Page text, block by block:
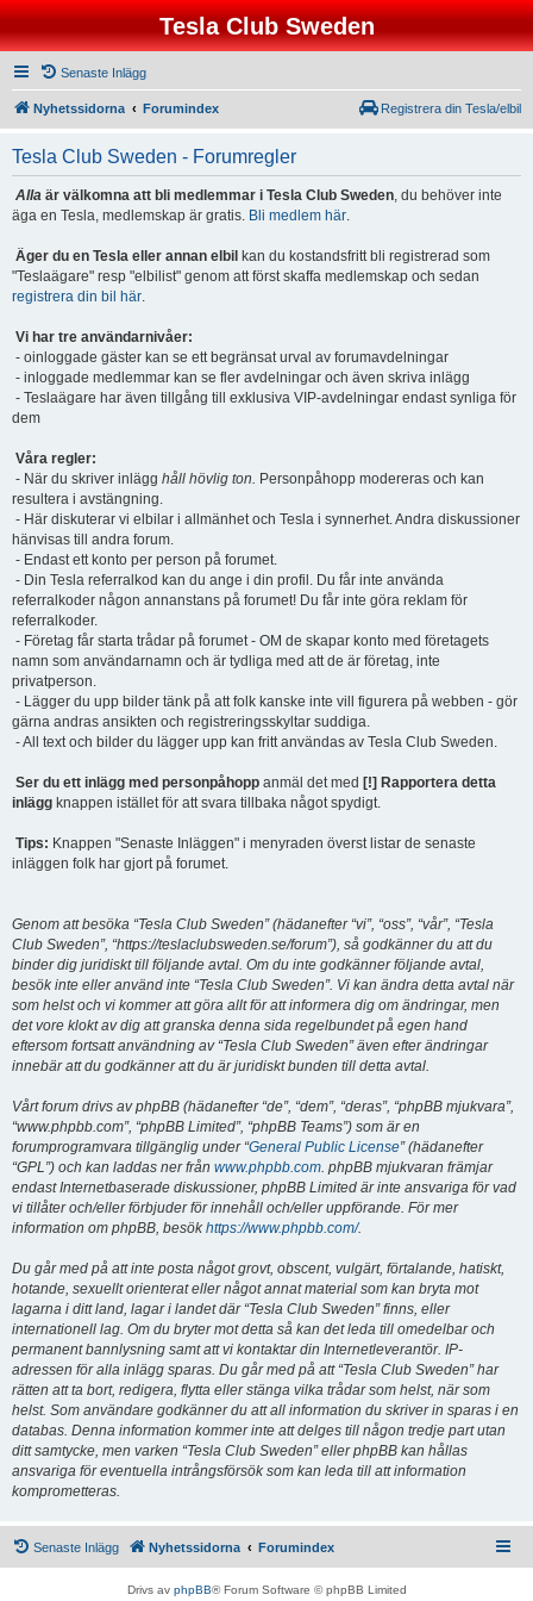
Tesla Club Sweden
Senaste Inlägg
Nyhetssidorna Forumindex Registrera din Tesla/elbil
Tesla Club Sweden - Forumregler
Alla är välkomna att bli medlemmar i Tesla Club Sweden, du behöver inte
äga en Tesla, medlemskap är gratis. Bli medlem här.
Äger du en Tesla eller annan elbil kan du kostandsfritt bli registrerad som
"Teslaägare" resp "elbilist" genom att först skaffa medlemskap och sedan
registrera din bil här.
Vi har tre användarnivåer:
- oinloggade gäster kan se ett begränsat urval av forumavdelningar
- inloggade medlemmar kan se fler avdelningar och även skriva inlägg
- Teslaägare har även tillgång till exklusiva VIP-avdelningar endast synliga för
dem
Våra regler:
- När du skriver inlägg håll hövlig ton. Personpåhopp modereras och kan
resultera i avstängning.
- Här diskuterar vi elbilar i allmänhet och Tesla i synnerhet. Andra diskussioner
hänvisas till andra forum.
- Endast ett konto per person på forumet.
- Din Tesla referralkod kan du ange i din profil. Du får inte använda
referralkoder någon annanstans på forumet! Du får inte göra reklam för
referralkoder.
- Företag får starta trådar på forumet - OM de skapar konto med företagets
namn som användarnamn och är tydliga med att de är företag, inte
privatperson.
- Lägger du upp bilder tänk på att folk kanske inte vill figurera på webben - gör
gärna andras ansikten och registreringsskyltar suddiga.
- All text och bilder du lägger upp kan fritt användas av Tesla Club Sweden.
Ser du ett inlägg med personpåhopp anmäl det med [!] Rapportera detta
inlägg knappen istället för att svara tillbaka något spydigt.
Tips: Knappen "Senaste Inläggen" i menyraden överst listar de senaste
inläggen folk har gjort på forumet.
Genom att besöka “Tesla Club Sweden” (hädanefter “vi”, “oss”, “vår”, “Tesla
Club Sweden”, “https://teslaclubsweden.se/forum”), så godkänner du att du
binder dig juridiskt till följande avtal. Om du inte godkänner följande avtal,
besök inte eller använd inte “Tesla Club Sweden”. Vi kan ändra detta avtal när
som helst och vi kommer att göra allt för att informera dig om ändringar, men
det vore klokt av dig att granska denna sida regelbundet på egen hand
eftersom fortsatt användning av “Tesla Club Sweden” även efter ändringar
innebär att du godkänner att du är juridiskt bunden till detta avtal.
Vårt forum drivs av phpBB (hädanefter “de”, “dem”, “deras”, “phpBB mjukvara”,
“www.phpbb.com”, “phpBB Limited”, “phpBB Teams”) som är en
forumprogramvara tillgänglig under “General Public License” (hädanefter
“GPL”) och kan laddas ner från www.phpbb.com. phpBB mjukvaran främjar
endast Internetbaserade diskussioner, phpBB Limited är inte ansvariga för vad
vi tillåter och/eller förbjuder för innehåll och/eller uppförande. För mer
information om phpBB, besökhttps://www.phpbb.com/.
Du går med på att inte posta något grovt, obscent, vulgärt, förtalande, hatiskt,
hotande, sexuellt orienterat eller något annat material som kan bryta mot
lagarna i ditt land, lagar i landet där “Tesla Club Sweden” finns, eller
internationell lag. Om du bryter mot detta så kan det leda till omedelbar och
permanent bannlysning samt att vi kontaktar din Internetleverantör. IP-
adressen för alla inlägg sparas. Du går med på att “Tesla Club Sweden” har
rätten att ta bort, redigera, flytta eller stänga vilka trådar som helst, när som
helst. Som användare godkänner du att all information du skriver in sparas i en
databas. Denna information kommer inte att delges till någon tredje part utan
ditt samtycke, men varken “Tesla Club Sweden” eller phpBB kan hållas
ansvariga för eventuella intrångsförsök som kan leda till att information
komprometteras.
Senaste Inlägg Nyhetssidorna Forumindex
Drivs av phpBB® Forum Software © phpBB Limited